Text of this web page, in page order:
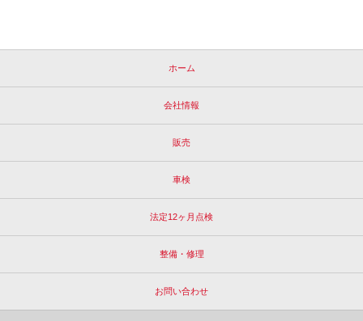
ホーム
会社情報
販売
車検
法定12ヶ月点検
整備・修理
お問い合わせ